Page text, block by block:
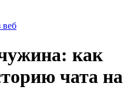
веб
как
чата на